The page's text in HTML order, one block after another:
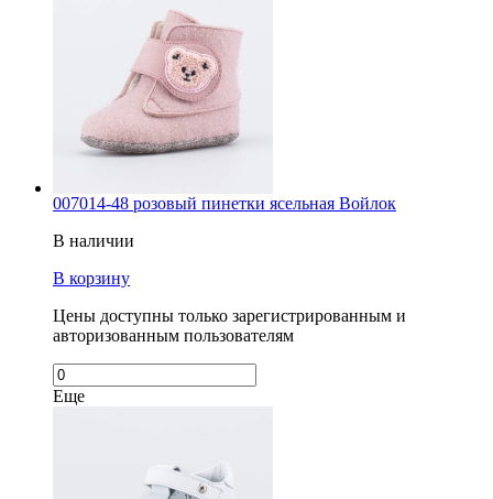
007014-48 розовый пинетки ясельная Войлок
В наличии
В корзину
Цены доступны только зарегистрированным и
авторизованным пользователям
Еще